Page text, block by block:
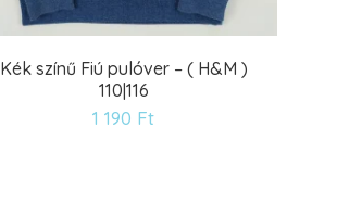
Kék színű Fiú pulóver – ( H&M )
110|116
1 190 Ft